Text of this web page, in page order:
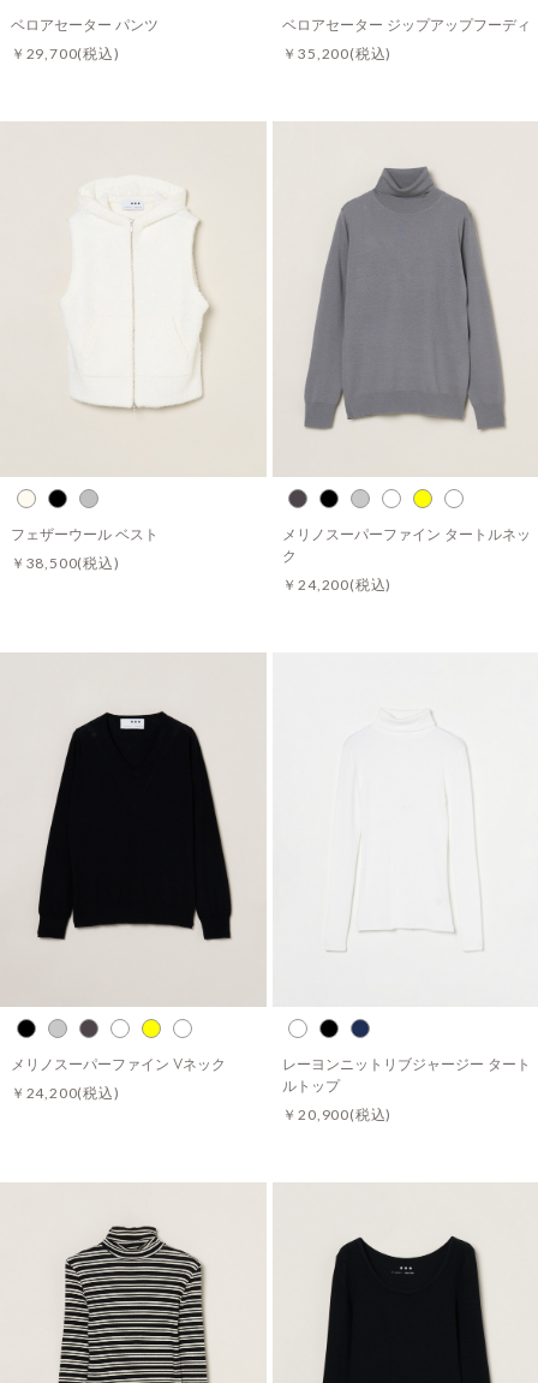
ベロアセーター パンツ
￥29,700(税込)
ベロアセーター ジップアップフーディ
￥35,200(税込)
フェザーウール ベスト
￥38,500(税込)
メリノスーパーファイン タートルネッ
ク
￥24,200(税込)
メリノスーパーファイン Vネック
￥24,200(税込)
レーヨンニットリブジャージー タート
ルトップ
￥20,900(税込)